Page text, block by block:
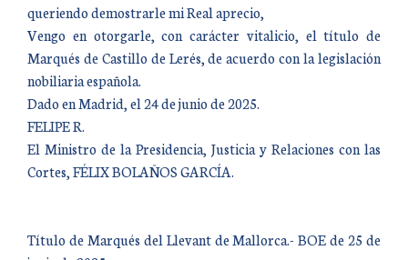
queriendo demostrarle mi Real aprecio,
Vengo en otorgarle, con carácter vitalicio, el título de
Marqués de Castillo de Lerés, de acuerdo con la legislación
nobiliaria española.
Dado en Madrid, el 24 de junio de 2025.
FELIPE R.
El Ministro de la Presidencia, Justicia y Relaciones con las
Cortes, FÉLIX BOLAÑOS GARCÍA.
Título de Marqués del Llevant de Mallorca.- BOE de 25 de